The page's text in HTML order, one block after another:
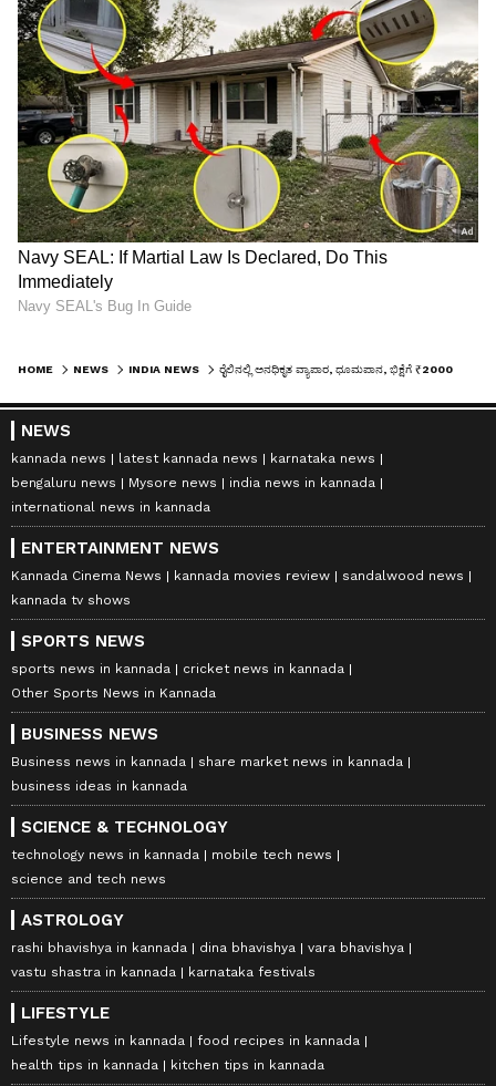
HOME NEWS INDIA NEWS
NEWS
kannada news latest kannada news
karnataka news
bengaluru news
Mysore news
india news in kannada
international news in kannada
ENTERTAINMENT NEWS
Kannada Cinema News kannada movies review
sandalwood news
kannada tv shows
SPORTS NEWS
sports news in kannada
cricket news in kannada
Other Sports News in Kannada
BUSINESS NEWS
Business news in kannada
share market news in kannada
business ideas in kannada
SCIENCE & TECHNOLOGY
technology news in kannada
mobile tech news
science and tech news
ASTROLOGY
rashi bhavishya in kannada dina bhavishya
vara bhavishya
vastu shastra in kannada
karnataka festivals
LIFESTYLE
Lifestyle news in kannada
food recipes in kannada
health tips in kannada
kitchen tips in kannada